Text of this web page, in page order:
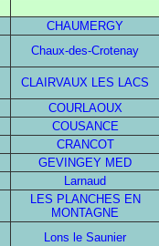
CHAUMERGY
Chaux-des-Crotenay
CLAIRVAUX LES LACS
COURLAOUX
COUSANCE
CRANCOT
GEVINGEY MED
Larnaud
LES PLANCHES EN
MONTAGNE
Lons le Saunier